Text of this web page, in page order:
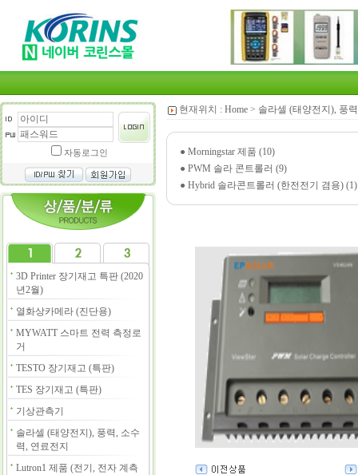
자동로그인
3D Printer 장기재고 특판 (2020
년2월)
열화상카메라 (진단용)
MYWATT 스마트 전력 측정로
거
TESTO 장기재고 (특판)
TES 장기재고 (특판)
기상관측기
솔라셀 (태양전지), 풍력, 소수
력, 연료전지
Lutron1 제품 (전기, 전자 계측
현재위치 : Home > 솔라셀 (태양전지), 풍
● Morningstar 제품 (10)
● PWM 솔라 콘트롤러 (9)
● Hybrid 솔라콘트롤러 (한전전기 겸용) (1)